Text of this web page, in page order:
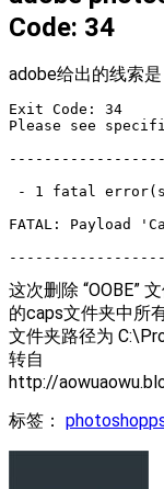
Code: 34
adobe给出的线索是
Exit Code: 34
Please see
- 1 fatal
FATAL: Payload
这次删除 “OOBE”
的caps文件夹中所
文件夹路径为
转自
http://
标签： photoshop